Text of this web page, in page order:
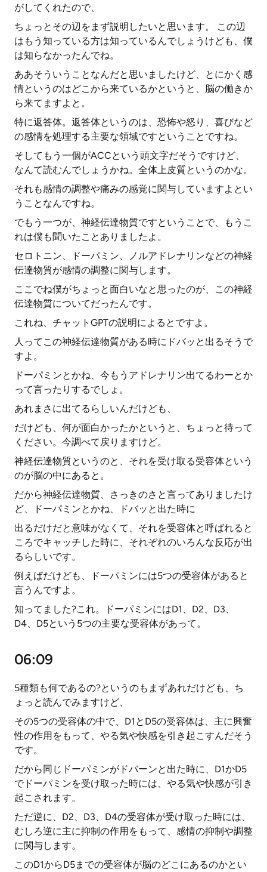
がしてくれたので、
ちょっとその辺をまず説明したいと思います。 この辺
はもう知っている方は知っているんでしょうけども、僕
は知らなかったんでね。
ああそういうことなんだと思いましたけど、とにかく感
情というのはどこから来ているかというと、脳の働きか
ら来てますよと。
特に返答体。返答体というのは、恐怖や怒り、喜びなど
の感情を処理する主要な領域ですということですね。
そしてもう一個がACCという頭文字だそうですけど、
なんて読むんでしょうかね。全体上皮質というのかな。
それも感情の調整や痛みの感覚に関与していますよとい
うことなんですね。
でもう一つが、神経伝達物質ですということで、もうこ
れは僕も聞いたことありましたよ。
セロトニン、ドーパミン、ノルアドレナリンなどの神経
伝達物質が感情の調整に関与します。
ここでね僕がちょっと面白いなと思ったのが、この神経
伝達物質についてだったんです。
これね、チャットGPTの説明によるとですよ。
人ってこの神経伝達物質がある時にドバッと出るそうで
すよ。
ドーパミンとかね、今もうアドレナリン出てるわーとか
って言ったりするでしょ。
あれまさに出てるらしいんだけども、
だけども、何が面白かったかというと、ちょっと待って
ください。今調べて戻りますけど。
神経伝達物質というのと、それを受け取る受容体という
のが脳の中にあると。
だから神経伝達物質、さっきのさと言ってありましたけ
ど、ドーパミンとかね、ドバッと出た時に
出るだけだと意味がなくて、それを受容体と呼ばれると
ころでキャッチした時に、それぞれのいろんな反応が出
るらしいです。
例えばだけども、ドーパミンには5つの受容体があると
言うんですよ。
知ってました?これ。ドーパミンにはD1、D2、D3、
D4、D5という5つの主要な受容体があって。
06:09
5種類も何であるの?というのもまずあれだけども、ち
ょっと読んでみますけど、
その5つの受容体の中で、D1とD5の受容体は、主に興奮
性の作用をもって、やる気や快感を引き起こすんだそう
です。
だから同じドーパミンがドバーンと出た時に、D1かD5
でドーパミンを受け取った時には、やる気や快感が引き
起こされます。
ただ逆に、D2、D3、D4の受容体が受け取った時には、
むしろ逆に主に抑制の作用をもって、感情の抑制や調整
に関与します。
このD1からD5までの受容体が脳のどこにあるのかとい